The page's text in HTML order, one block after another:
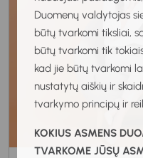
Duomenų valdytojas
būtų tvarkomi tiksliai,
būtų tvarkomi tik
kad jie būtų tvarkomi
nustatytų aiškių ir
tvarkymo principų ir
KOKIUS ASMENS
TVARKOME JŪSŲ